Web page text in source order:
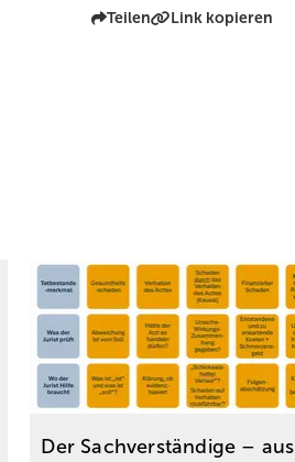
Teilen Link kopieren
Der Sachverständige – aus